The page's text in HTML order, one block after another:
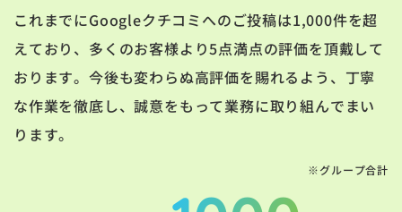
これまでにGoogleクチコミへのご投稿は1,000件を超
えており、多くのお客様より5点満点の評価を頂戴して
おります。今後も変わらぬ高評価を賜れるよう、丁寧
な作業を徹底し、誠意をもって業務に取り組んでまい
ります。
※グループ合計